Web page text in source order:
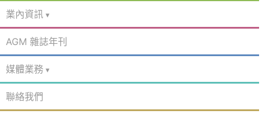
業內資訊
AGM 雜誌年刊
媒體業務
聯絡我們